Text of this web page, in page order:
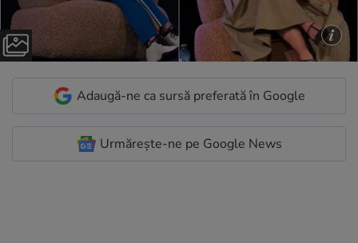
Adaugă-ne ca sursă preferată în Google
Urmărește-ne pe Google News